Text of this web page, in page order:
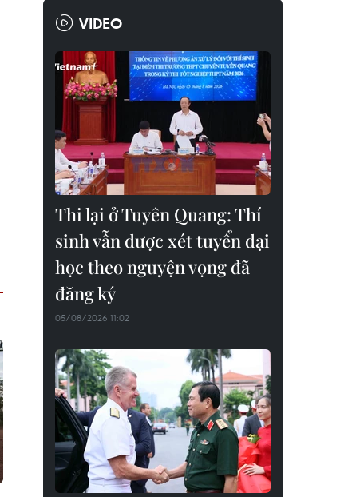
VIDEO
Thi lại ở Tuyên Quang: Thí
sinh vẫn được xét tuyển đại
học theo nguyện vọng đã
đăng ký
05/08/2026 11:02